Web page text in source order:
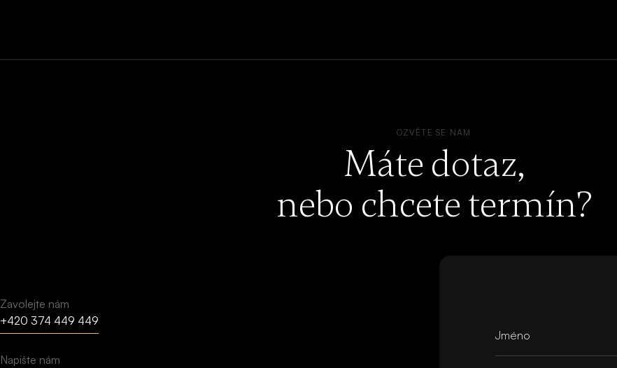
OZVĚTE SE NÁM
Máte dotaz,
nebo chcete termín?
Zavolejte nám
+420 374 449 449
Napište nám
Jméno